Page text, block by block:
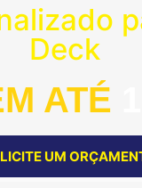
Deck
ATÉ
UM